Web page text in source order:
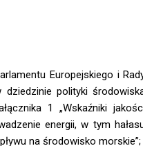
Europejskiego i
polityki
1 „Wskaźniki
energii, w tym
na środowisko morskie”;